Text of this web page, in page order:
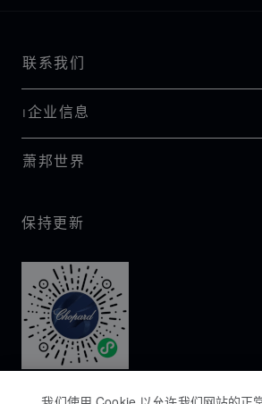
联系我们
I企业信息
萧邦世界
保持更新